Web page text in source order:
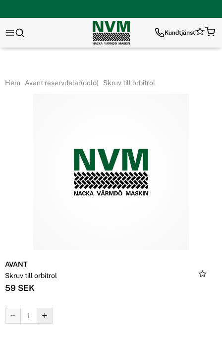
Kundtjänst
Hem Avant reservdelar(dold) Skruv till orbitrol
AVANT
Skruv till orbitrol
59 SEK